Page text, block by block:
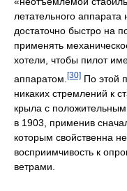
летательного аппарата
достаточно быстро на
применять
хотели, чтобы пилот
аппаратом. [30] По этой
никаких стремлений к
крыла с
в 1903, применив
которым свойственна
восприимчивость к
ветрами.